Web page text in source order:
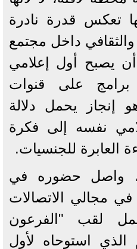
تعكس قدرة نادرة
داخل مجتمع
يصبح أول إعلامي
على قنوات
إنجاز يحمل دلالة
نفسه إلى فكرة
العابرة للجنسيات.
واصل حضوره في
مجالي الاتصالات
لقب "الفرعون
الذي استوحاه لأول